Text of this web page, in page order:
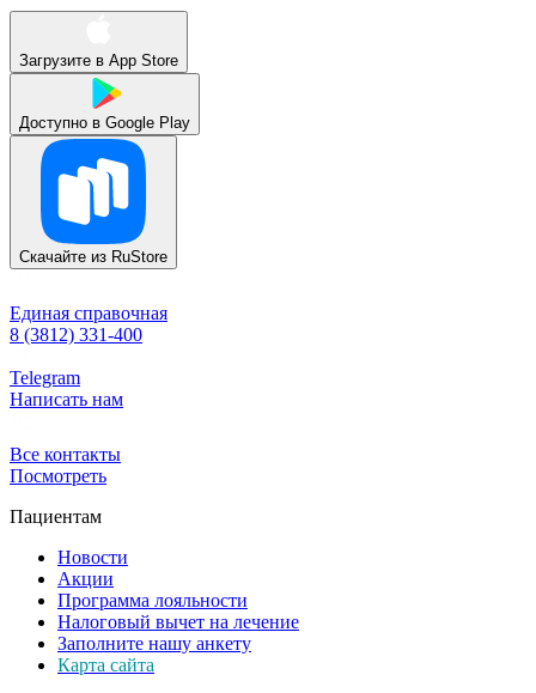
Загрузите в App Store
Доступно в Google Play
Скачайте из RuStore
Единая справочная
8 (3812) 331-400
Telegram
Написать нам
Все контакты
Посмотреть
Пациентам
Новости
Акции
Программа лояльности
Налоговый вычет на лечение
Заполните нашу анкету
Карта сайта